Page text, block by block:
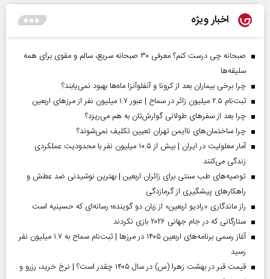
اخبار ویژه
صبحانه چی درست کنم؟ معرفی ۳۰ صبحانه سریع، سالم و مقوی برای همه
سلیقه‌ها
چرا برخی بیماران بعد از کرونا و آنفلوآنزا ماه‌ها بهبود نمی‌یابند؟
ثبت‌نام ۲.۵ میلیون زائر در سماح | عبور ۱.۷ میلیون نفر از مرز‌های اربعین
چرا بعد از سفرهای طولانی گوارش‌تان به هم می‌ریزد؟
چرا ساختمان‌های ناایمن تهران تعیین تکلیف نمی‌شوند؟
آمار معلولیت در ایران | بیش از ۱۰.۵ میلیون نفر با محدودیت عملکردی
زندگی می‌کنند
توصیه‌های طب سنتی برای زائران اربعین | بهترین نوشیدنی ضد عطش و
راهکارهای پیشگیری از گرمازدگی
راز ماندگاری «رادیو اربعین» از زبان دو گوینده؛ رسانه‌ای که حسینیه است
ستارگانی که در جام جهانی ۲۰۲۶ بازی نکردند
آغاز رسمی برنامه‌های اربعین ۱۴۰۵ در مرز‌ها | ثبت‌نام سماح به ۱.۷ میلیون نفر
رسید
قیمت قبر در بهشت زهرا (س) در سال ۱۴۰۵ چقدر است؟ | نرخ خرید، رزرو و